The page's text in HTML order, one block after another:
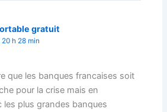
gratuit
20 h 28 min
que les banques francaises soit
pour la crise mais en
les plus grandes banques